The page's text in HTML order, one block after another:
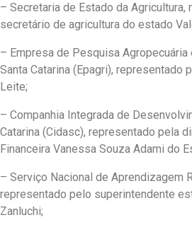
– Secretaria de Estado da Agricultura,
secretário de agricultura do estado
– Empresa de Pesquisa Agropecuária
Santa Catarina (Epagri), representado
Leite;
– Companhia Integrada de
Catarina (Cidasc), representado pela
Financeira Vanessa Souza Adami do
– Serviço Nacional de Aprendizagem
representado pelo superintendente
Zanluchi;